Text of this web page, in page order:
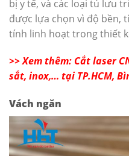
bị y tế, và các loại tủ lưu
được lựa chọn vì độ bền,
tính linh hoạt trong thiết
>> Xem thêm: Cắt laser
sắt, inox,… tại TP.HCM,
Vách ngăn